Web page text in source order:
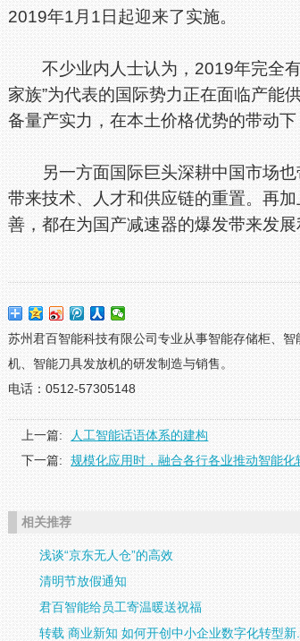
2019年1月1日起迎来了实施。
不少业内人士认为，2019年完全有
家族”为代表的国际势力正在面临产能
备量产实力，在本土价格优势的带动
另一方面国际巨头深耕中国市场也
带来技术、人才和供应链的重置。再
善，都在为国产减速器的爆发带来发展
苏州君百智能科技有限公司专业从事智能存储柜、
机、智能刀具发放机的研发制造与销售。
电话：0512-57305148
上一篇:
人工智能话语体系的建构
下一篇:
规模化应用时，融合各行各业推动智能化
相关推荐
浅谈“京东无人仓”的高效
清明节放假通知
君百智能给员工寄温暖送祝福
转载 商业新知 如何开创中小企业数字化转型新...